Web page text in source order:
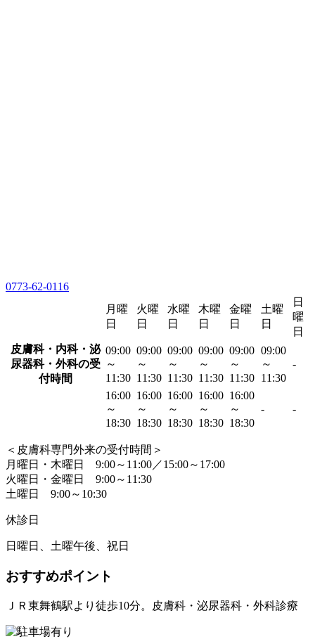
0773-62-0116
月曜
日
火曜
日
水曜
日
木曜
日
金曜
日
土曜
日
日
曜
日
皮膚科・内科・泌
尿器科・外科の受
付時間
09:00
～
11:30
09:00
～
11:30
09:00
～
11:30
09:00
～
11:30
09:00
～
11:30
09:00
～
11:30
-
16:00
～
18:30
16:00
～
18:30
16:00
～
18:30
16:00
～
18:30
16:00
～
18:30
- -
＜皮膚科専門外来の受付時間＞
月曜日・木曜日 9:00～11:00／15:00～17:00
火曜日・金曜日 9:00～11:30
土曜日 9:00～10:30
休診日
日曜日、土曜午後、祝日
おすすめポイント
ＪＲ東舞鶴駅より徒歩10分。皮膚科・泌尿器科・外科診療